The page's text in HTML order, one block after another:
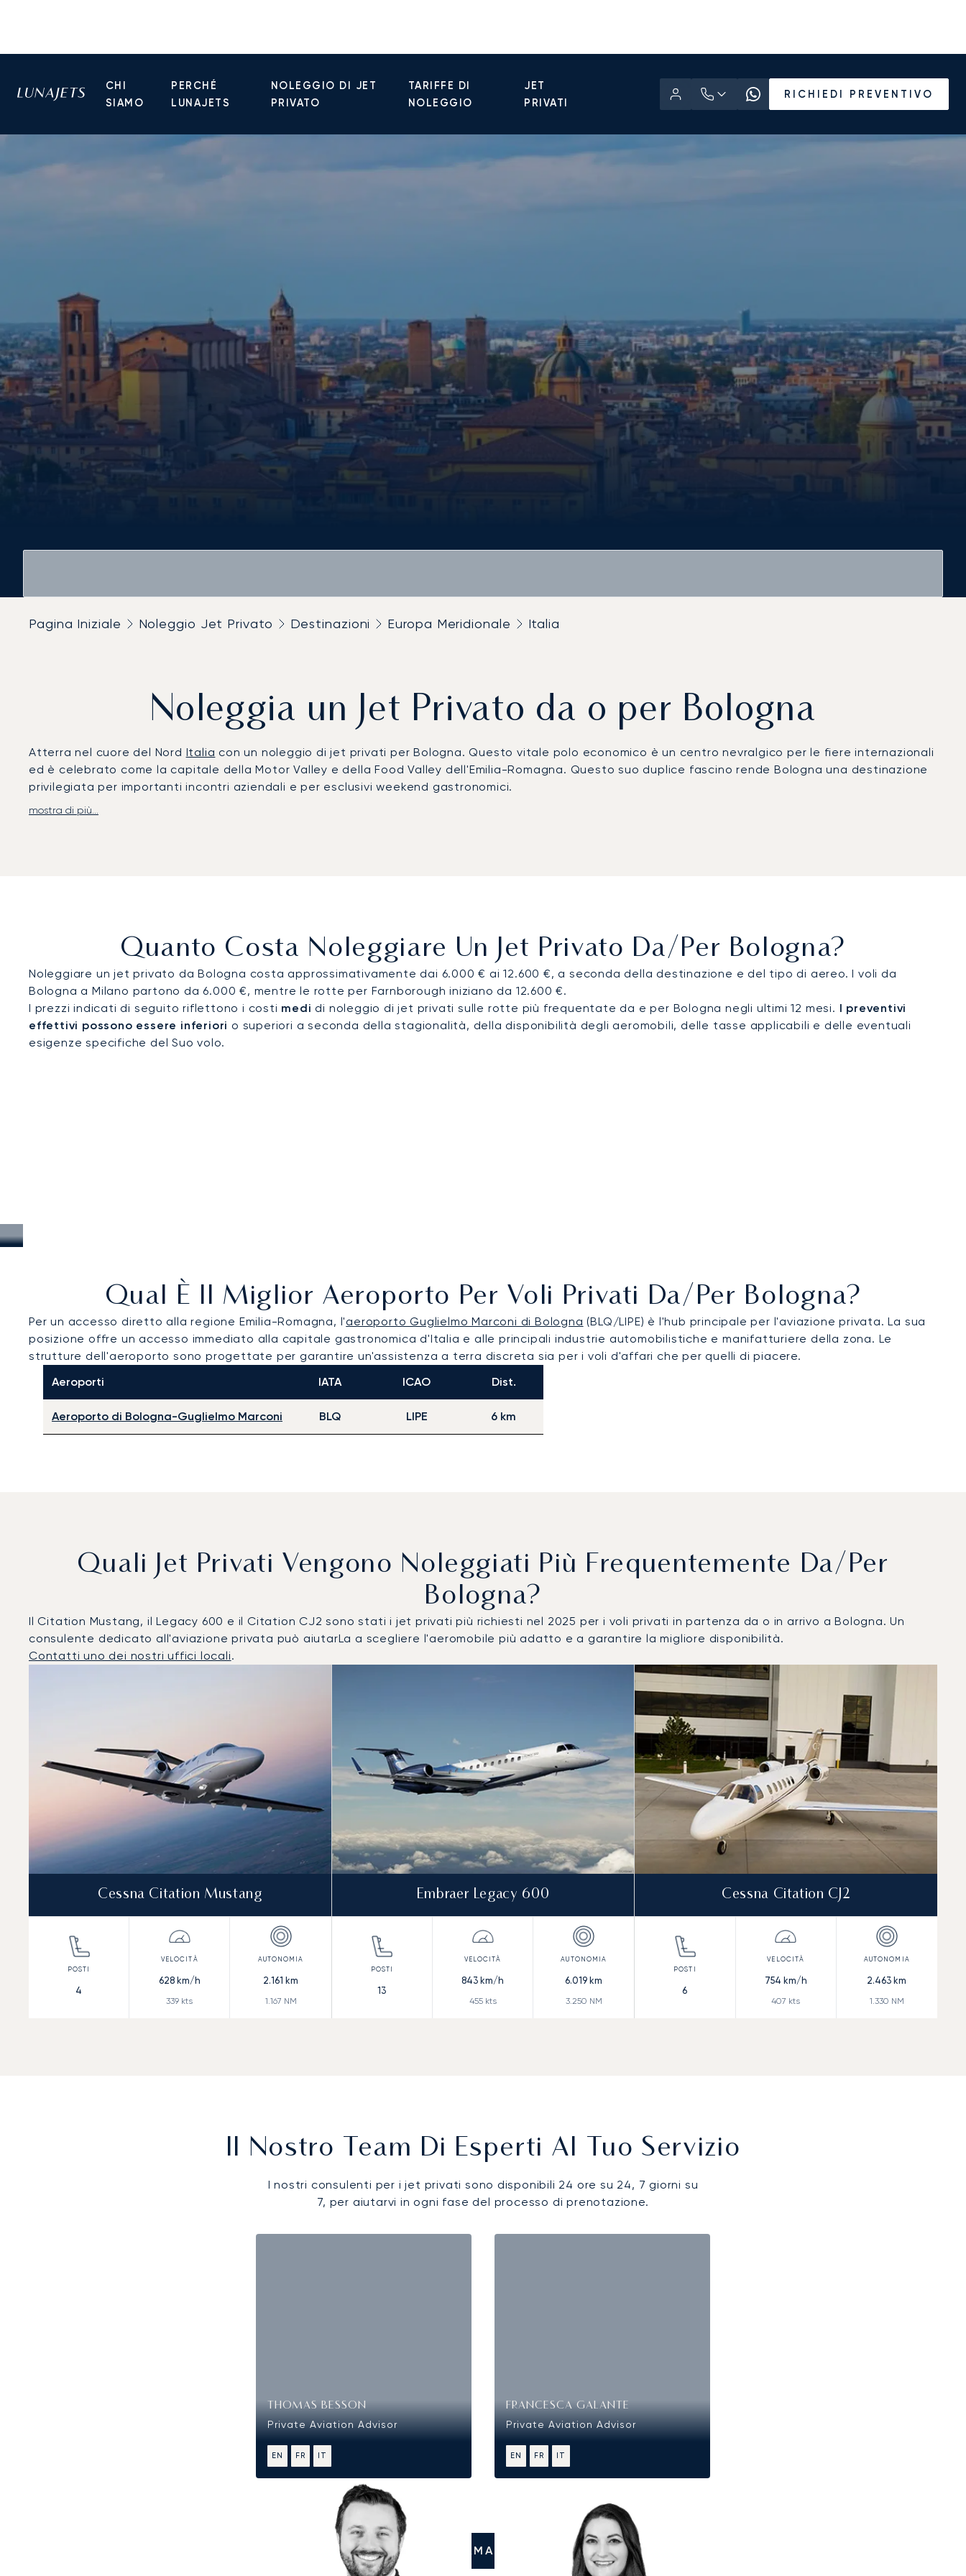
CHI
SIAMO
PERCHÉ
LUNAJETS
NOLEGGIO DI JET
PRIVATO
TARIFFE DI
NOLEGGIO
JET
PRIVATI
RICHIEDI PREVENTIVO
Pagina Iniziale Noleggio Jet Privato Destinazioni Europa Meridionale Italia
Noleggia un Jet Privato da o per Bologna
Atterra nel cuore del Nord Italia con un noleggio di jet privati per Bologna. Questo vitale polo economico è un centro nevralgico per le fiere internazionali
ed è celebrato come la capitale della Motor Valley e della Food Valley dell'Emilia-Romagna. Questo suo duplice fascino rende Bologna una destinazione
privilegiata per importanti incontri aziendali e per esclusivi weekend gastronomici.
Organizziamo ogni dettaglio del tuo volo in base al tuo itinerario personale, permettendoti di volare secondo i tuoi orari. La tua cabina privata offre uno
mostra di più...
Quanto Costa Noleggiare Un Jet Privato Da/per Bologna?
Noleggiare un jet privato da Bologna costa approssimativamente dai 6.000 € ai 12.600 €, a seconda della destinazione e del tipo di aereo. I voli da
Bologna a Milano partono da 6.000 €, mentre le rotte per Farnborough iniziano da 12.600 €.
I prezzi indicati di seguito riflettono i costi medi di noleggio di jet privati sulle rotte più frequentate da e per Bologna negli ultimi 12 mesi. I preventivi
effettivi possono essere inferiori o superiori a seconda della stagionalità, della disponibilità degli aeromobili, delle tasse applicabili e delle eventuali
esigenze specifiche del Suo volo.
Qual È Il Miglior Aeroporto Per Voli Privati Da/per Bologna?
Per un accesso diretto alla regione Emilia-Romagna, l'aeroporto Guglielmo Marconi di Bologna (BLQ/LIPE) è l'hub principale per l'aviazione privata. La sua
posizione offre un accesso immediato alla capitale gastronomica d'Italia e alle principali industrie automobilistiche e manifatturiere della zona. Le
strutture dell'aeroporto sono progettate per garantire un'assistenza a terra discreta sia per i voli d'affari che per quelli di piacere.
Aeroporti
IATA ICAO Dist.
Aeroporto di Bologna-Guglielmo Marconi BLQ LIPE 6 km
Quali Jet Privati Vengono Noleggiati Più Frequentemente Da/per
Bologna?
Il Citation Mustang, il Legacy 600 e il Citation CJ2 sono stati i jet privati più richiesti nel 2025 per i voli privati in partenza da o in arrivo a Bologna. Un
consulente dedicato all'aviazione privata può aiutarLa a scegliere l'aeromobile più adatto e a garantire la migliore disponibilità.
Contatti uno dei nostri uffici locali.
Cessna Citation Mustang
4
628km/h
339 kts
2.161 km
1.167 NM
Embraer Legacy 600
13
843 km/h
455kts
6.019 km
3.250 NM
Cessna Citation CJ2
6
754 km/h
407 kts
2.463 km
1.330 NM
Il Nostro Team Di Esperti Al Tuo Servizio
I nostri consulenti per i jet privati sono disponibili 24 ore su 24, 7 giorni su
7, per aiutarvi in ogni fase del processo di prenotazione.
THOMAS BESSON
Private Aviation Advisor
EN FR IT
FRANCESCA GALANTE
Private Aviation Advisor
EN FR IT
CHIAMATECI